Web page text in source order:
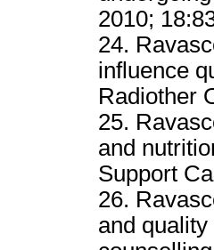
2010;
24.
influence
25.
and
Support
26.
and